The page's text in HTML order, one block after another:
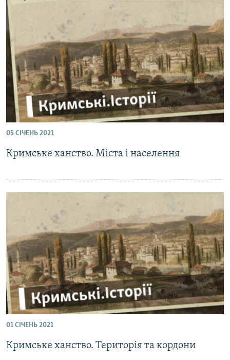
05 СІЧЕНЬ 2021
Кримське ханство. Міста і населення
01 СІЧЕНЬ 2021
Кримське ханство. Територія та кордони